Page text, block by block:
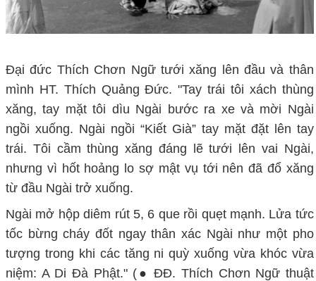
Đại đức Thích Chơn Ngữ tưới xăng lên đầu và thân
mình HT. Thích Quảng Đức. "Tay trái tôi xách thùng
xăng, tay mặt tôi dìu Ngài bước ra xe và mời Ngài
ngồi xuống. Ngài ngồi “Kiết Già” tay mặt đặt lên tay
trái. Tôi cầm thùng xăng đáng lẽ tưới lên vai Ngài,
nhưng vì hốt hoảng lo sợ mật vụ tới nên đã đổ xăng
từ đầu Ngài trở xuống.
Ngài mở hộp diêm rút 5, 6 que rồi quẹt mạnh. Lửa tức
tốc bừng cháy đốt ngay thân xác Ngài như một pho
tượng trong khi các tăng ni quỳ xuống vừa khóc vừa
niệm: A Di Đà Phật." (● ĐĐ. Thích Chơn Ngữ thuật